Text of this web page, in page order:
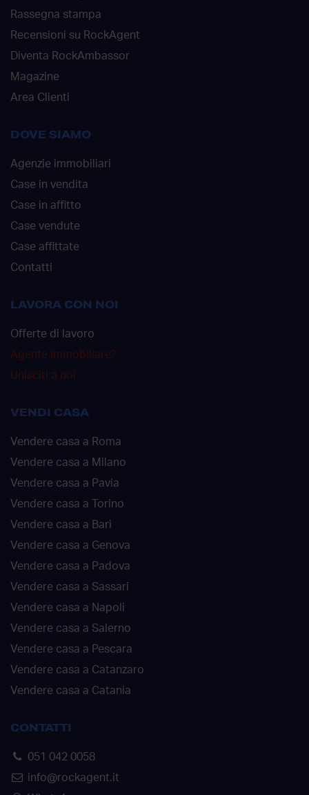
Rassegna stampa
Recensioni su RockAgent
Diventa RockAmbassor
Magazine
Area Clienti
DOVE SIAMO
Agenzie immobiliari
Case in vendita
Case in affitto
Case vendute
Case affittate
Contatti
LAVORA CON NOI
Offerte di lavoro
Agente immobiliare?
Unisciti a noi
VENDI CASA
Vendere casa a Roma
Vendere casa a Milano
Vendere casa a Pavia
Vendere casa a Torino
Vendere casa a Bari
Vendere casa a Genova
Vendere casa a Padova
Vendere casa a Sassari
Vendere casa a Napoli
Vendere casa a Salerno
Vendere casa a Pescara
Vendere casa a Catanzaro
Vendere casa a Catania
CONTATTI
051 042 0058
info@rockagent.it